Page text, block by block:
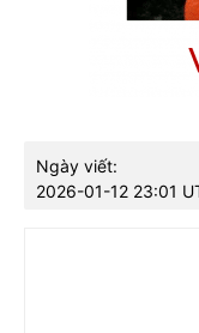
Ngày viết:
2026-01-12 23:01